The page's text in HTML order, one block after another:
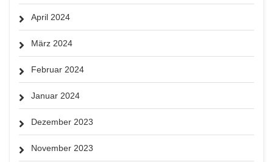
April 2024
März 2024
Februar 2024
Januar 2024
Dezember 2023
November 2023